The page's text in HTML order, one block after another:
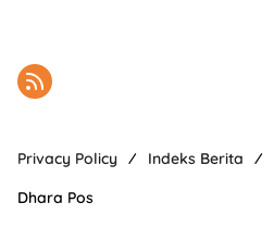
Privacy Policy Indeks Berita
Dhara Pos